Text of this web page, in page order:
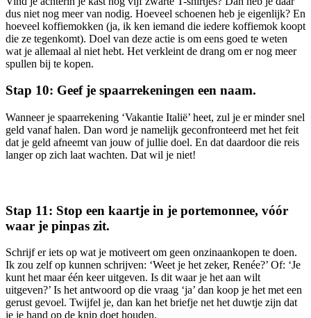
dus niet nog meer van nodig. Hoeveel schoenen heb je eigenlijk? En
hoeveel koffiemokken (ja, ik ken iemand die iedere koffiemok koopt
die ze tegenkomt). Doel van deze actie is om eens goed te weten
wat je allemaal al niet hebt. Het verkleint de drang om er nog meer
spullen bij te kopen.
Stap 10: Geef je spaarrekeningen een naam.
Wanneer je spaarrekening ‘Vakantie Italië’ heet, zul je er minder snel
geld vanaf halen. Dan word je namelijk geconfronteerd met het feit
dat je geld afneemt van jouw of jullie doel. En dat daardoor die reis
langer op zich laat wachten. Dat wil je niet!
Stap 11: Stop een kaartje in je portemonnee, vóór
waar je pinpas zit.
Schrijf er iets op wat je motiveert om geen onzinaankopen te doen.
Ik zou zelf op kunnen schrijven: ‘Weet je het zeker, Renée?’ Of: ‘Je
kunt het maar één keer uitgeven. Is dit waar je het aan wilt
uitgeven?’ Is het antwoord op die vraag ‘ja’ dan koop je het met een
gerust gevoel. Twijfel je, dan kan het briefje net het duwtje zijn dat
je je hand op de knip doet houden.